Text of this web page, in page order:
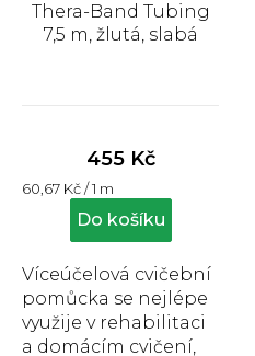
Thera-Band Tubing
7,5 m, žlutá, slabá
produktu
5,0
455 Kč
Měrná
60,67 Kč / 1 m
Do košíku
Víceúčelová cvičební
pomůcka se nejlépe
využije v rehabilitaci
a domácím cvičení,